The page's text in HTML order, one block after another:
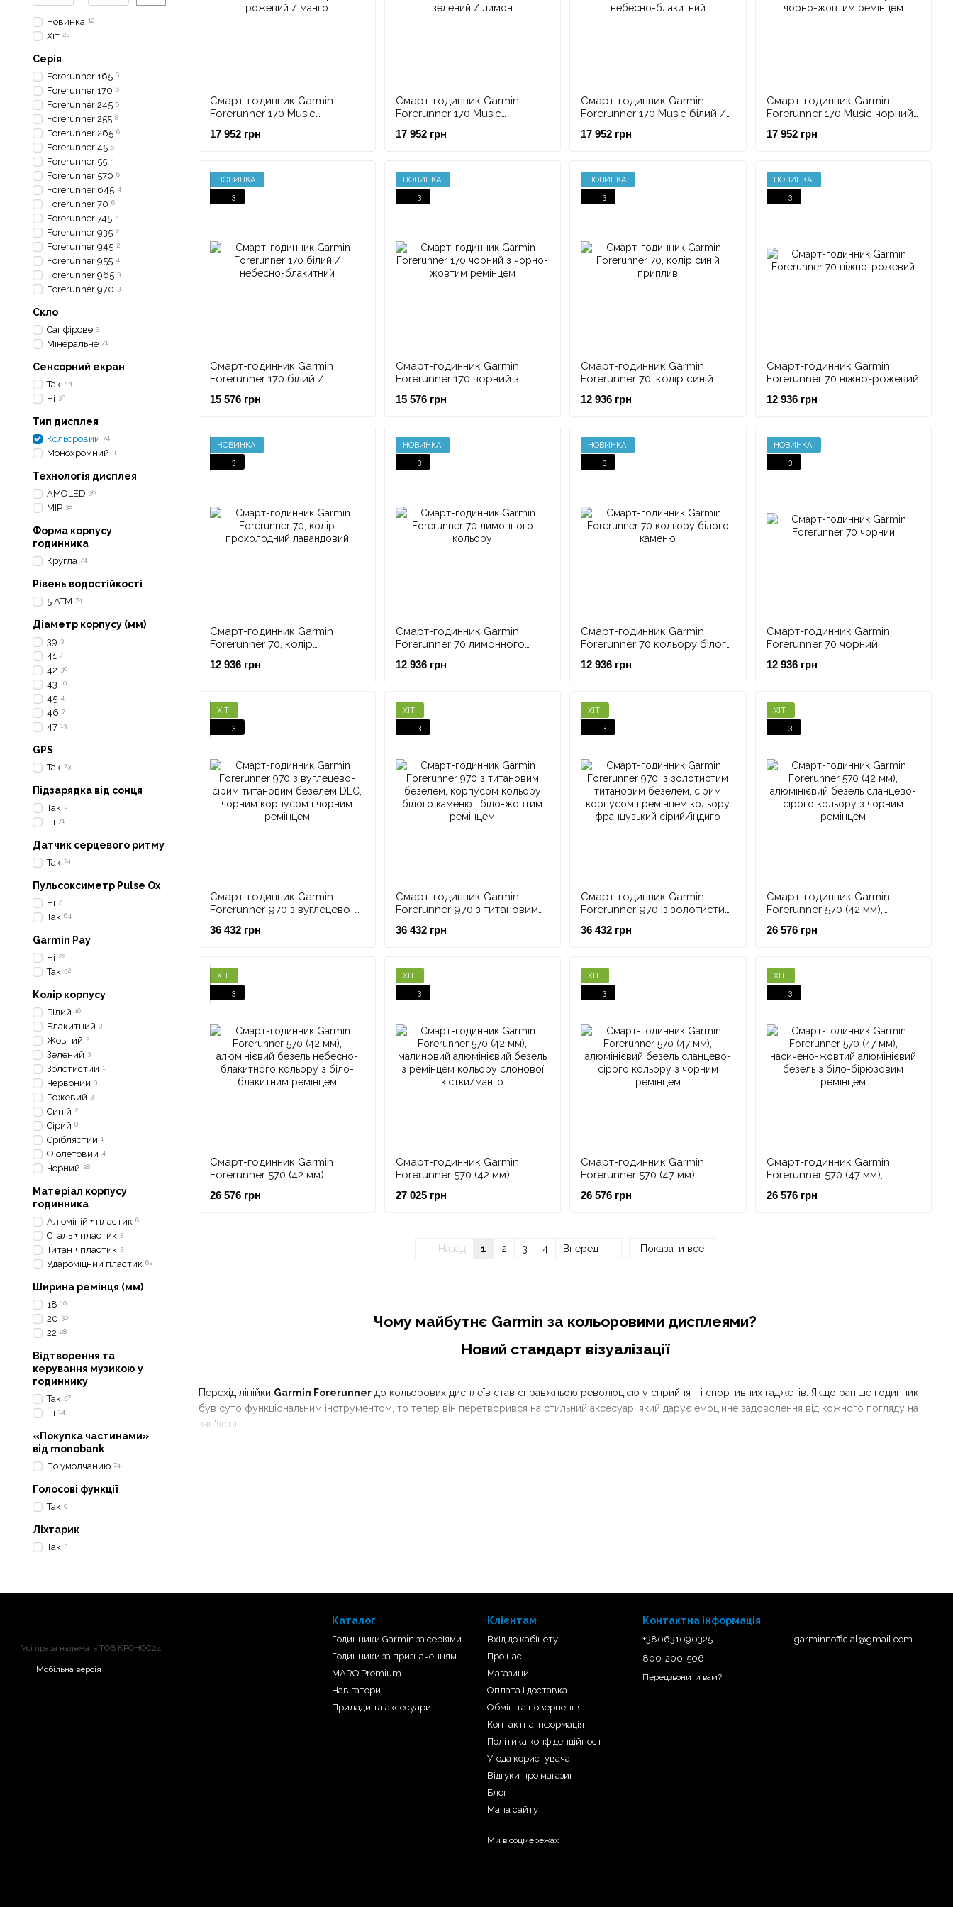
Чому майбутнє Garmin за кольоровими дисплеями?
Новий стандарт візуалізації
Перехід лінійки Garmin Forerunner до кольорових дисплеїв став справжньою революцією у сприйнятті спортивних гаджетів. Якщо раніше годинник
був суто функціональним інструментом, то тепер він перетворився на стильний аксесуар, який дарує емоційне задоволення від кожного погляду на
зап'ястя.
Смарт-годинник Garmin
Forerunner 170 Music
17 952 грн
Смарт-годинник Garmin
Forerunner 170 Music
17 952 грн
Смарт-годинник Garmin
Forerunner 170 Music білий /
17 952 грн
Смарт-годинник Garmin
Forerunner 170 Music чорний
17 952 грн
НОВИНКА
3
Смарт-годинник Garmin
Forerunner 170 білий /
15 576 грн
НОВИНКА
3
Смарт-годинник Garmin
Forerunner 170 чорний з
15 576 грн
НОВИНКА
3
Смарт-годинник Garmin
Forerunner 70, колір синій
12 936 грн
НОВИНКА
3
Смарт-годинник Garmin
Forerunner 70 ніжно-рожевий
12 936 грн
НОВИНКА
3
Смарт-годинник Garmin
Forerunner 70, колір
12 936 грн
НОВИНКА
3
Смарт-годинник Garmin
Forerunner 70 лимонного
12 936 грн
НОВИНКА
3
Смарт-годинник Garmin
Forerunner 70 кольору білого
12 936 грн
НОВИНКА
3
Смарт-годинник Garmin
Forerunner 70 чорний
12 936 грн
ХІТ
3
Смарт-годинник Garmin
Forerunner 970 з вуглецево-
DLC, чорним корпусом і
36 432 грн
ХІТ
3
Смарт-годинник Garmin
Forerunner 970 з титановим
білого каменю і біло-жовтим
36 432 грн
ХІТ
3
Смарт-годинник Garmin
Forerunner 970 із золотистим
корпусом і ремінцем кольору
36 432 грн
ХІТ
3
Смарт-годинник Garmin
Forerunner 570 (42 мм),
сланцево-сірого кольору з
26 576 грн
ХІТ
3
Смарт-годинник Garmin
Forerunner 570 (42 мм),
блакитного кольору з біло-
26 576 грн
ХІТ
3
Смарт-годинник Garmin
Forerunner 570 (42 мм),
безель з ремінцем кольору
27 025 грн
ХІТ
3
Смарт-годинник Garmin
Forerunner 570 (47 мм),
сланцево-сірого кольору з
26 576 грн
ХІТ
3
Смарт-годинник Garmin
Forerunner 570 (47 мм),
алюмінієвий безель з біло-
26 576 грн
Назад 1 2 3 4 Вперед Показати все
Новинка 12
Хіт 22
Серія
Forerunner 165 6
Forerunner 170 6
Forerunner 245 5
Forerunner 255 8
Forerunner 265 6
Forerunner 45 5
Forerunner 55 4
Forerunner 570 6
Forerunner 645 4
Forerunner 70 6
Forerunner 745 4
Forerunner 935 2
Forerunner 945 2
Forerunner 955 4
Forerunner 965 3
Forerunner 970 3
Скло
Сапфірове 3
Мінеральне 71
Сенсорний екран
Так 44
Ні 30
Тип дисплея
Кольоровий 74
Монохромний 3
Технологія дисплея
AMOLED 36
MIP 38
Форма корпусу
годинника
Кругла 74
Рівень водостійкості
5 ATM 74
Діаметр корпусу (мм)
39 3
41 7
42 30
43 10
45 4
46 7
47 13
GPS
Так 73
Підзарядка від сонця
Так 2
Ні 71
Датчик серцевого ритму
Так 74
Пульсоксиметр Pulse Ox
Ні 7
Так 64
Garmin Pay
Ні 22
Так 52
Колір корпусу
Білий 16
Блакитний 3
Жовтий 2
Зелений 3
Золотистий 1
Червоний 3
Рожевий 3
Синій 2
Сірий 8
Сріблястий 1
Фіолетовий 4
Чорний 28
Матеріал корпусу
годинника
Алюміній + пластик 6
Сталь + пластик 3
Титан + пластик 3
Удароміцний пластик 62
Ширина ремінця (мм)
18 10
20 36
22 28
Відтворення та
керування музикою у
годиннику
Так 57
Ні 14
«Покупка частинами»
від monobank
По умолчанию 74
Голосові функції
Так 9
Ліхтарик
Так 3
Усі права належать ТОВ КРОНОС24
Мобільна версія
Каталог
Годинники Garmin за серіями
Годинники за призначенням
MARQ Premium
Навігатори
Прилади та аксесуари
Клієнтам
Вхід до кабінету
Про нас
Магазини
Оплата і доставка
Обмін та повернення
Контактна інформація
Політика конфіденційності
Угода користувача
Відгуки про магазин
Блог
Мапа сайту
Ми в соцмережах
Контактна інформація
+380631090325
800-200-506
Передзвонити вам?
garminnofficial@gmail.com